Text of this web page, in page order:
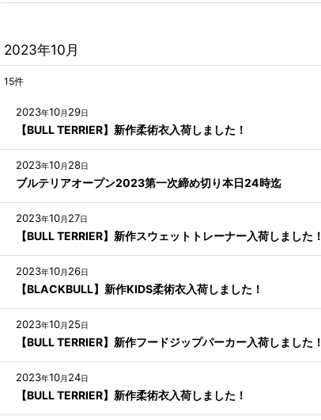
2023年10月
15件
2023年10月 29日
【BULL TERRIER】新作柔術衣入荷しました！
2023年10月 28日
ブルテリアオープン2023第一次締め切り本日24時迄
2023年10月 27日
【BULL TERRIER】新作スウェットトレーナー入荷しました！
2023年10月 26日
【BLACKBULL】新作KIDS柔術衣入荷しました！
2023年10月 25日
【BULL TERRIER】新作フードジップパーカー入荷しました！
2023年10月 24日
【BULL TERRIER】新作柔術衣入荷しました！